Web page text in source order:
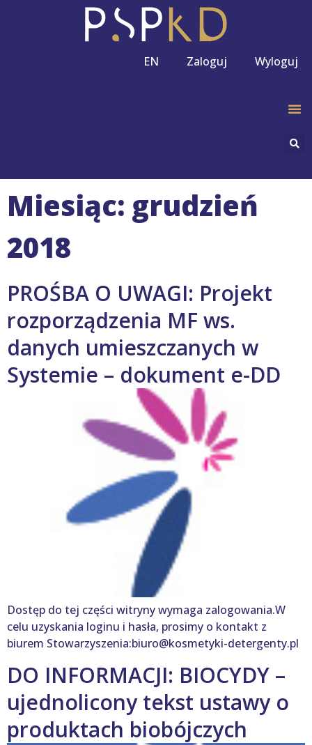
EN Zaloguj Wyloguj
Miesiąc: grudzień
2018
PROŚBA O UWAGI: Projekt
rozporządzenia MF ws.
danych umieszczanych w
Systemie – dokument e-DD
Dostęp do tej części witryny wymaga zalogowania.W
celu uzyskania loginu i hasła, prosimy o kontakt z
biurem Stowarzyszenia:biuro@kosmetyki-detergenty.pl
DO INFORMACJI: BIOCYDY –
ujednolicony tekst ustawy o
produktach biobójczych